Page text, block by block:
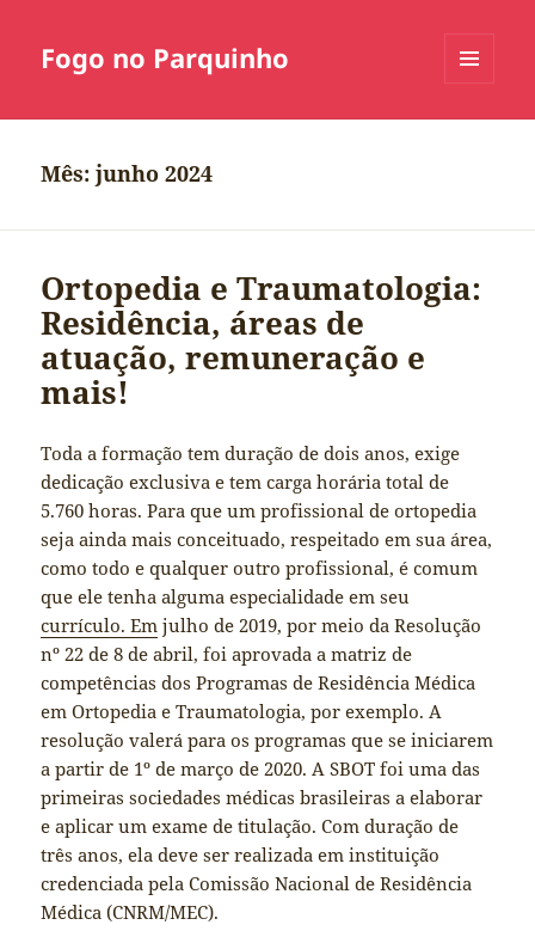
Fogo no Parquinho
Mês:junho 2024
Ortopedia e Traumatologia:
Residência, áreas de
atuação, remuneração e
mais!
Toda a formação tem duração de dois anos, exige
dedicação exclusiva e tem carga horária total de
5.760 horas. Para que um profissional de ortopedia
seja ainda mais conceituado, respeitado em sua área,
como todo e qualquer outro profissional, é comum
que ele tenha alguma especialidade em seu
currículo. Em julho de 2019, por meio da Resolução
nº 22 de 8 de abril, foi aprovada a matriz de
competências dos Programas de Residência Médica
em Ortopedia e Traumatologia, por exemplo. A
resolução valerá para os programas que se iniciarem
a partir de 1º de março de 2020. A SBOT foi uma das
primeiras sociedades médicas brasileiras a elaborar
e aplicar um exame de titulação. Com duração de
três anos, ela deve ser realizada em instituição
credenciada pela Comissão Nacional de Residência
Médica (CNRM/MEC).